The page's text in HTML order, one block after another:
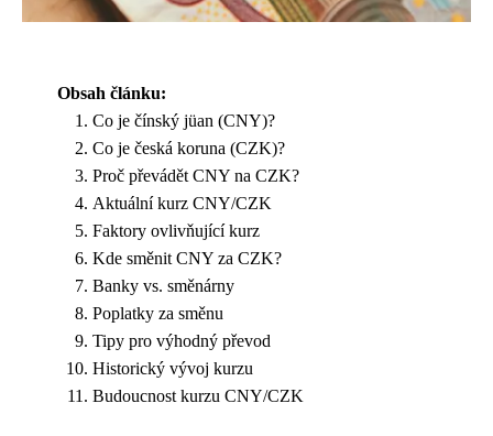
Obsah článku:
Co je čínský jüan (CNY)?
Co je česká koruna (CZK)?
Proč převádět CNY na CZK?
Aktuální kurz CNY/CZK
Faktory ovlivňující kurz
Kde směnit CNY za CZK?
Banky vs. směnárny
Poplatky za směnu
Tipy pro výhodný převod
Historický vývoj kurzu
Budoucnost kurzu CNY/CZK